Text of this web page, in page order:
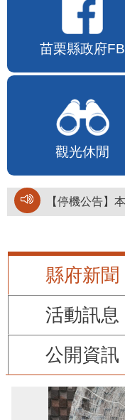
苗栗縣政府FB
觀光休閒
縣府新聞
活動訊息
公開資訊